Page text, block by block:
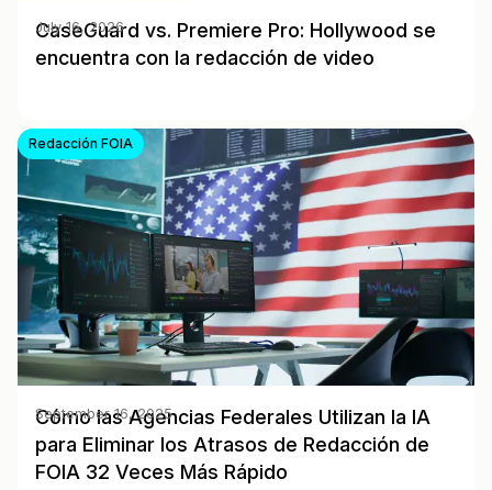
CaseGuard vs. Premiere Pro: Hollywood se
encuentra con la redacción de video
July 16, 2026
Redacción FOIA
Cómo las Agencias Federales Utilizan la IA
para Eliminar los Atrasos de Redacción de
FOIA 32 Veces Más Rápido
September 16, 2025